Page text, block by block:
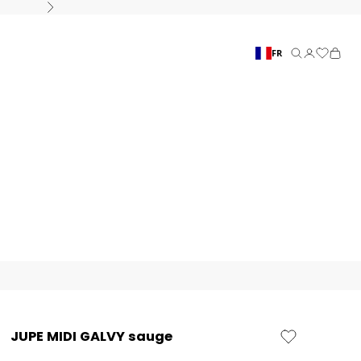
Suivant
FR Recherche
Connexion
Panier
JUPE MIDI GALVY sauge